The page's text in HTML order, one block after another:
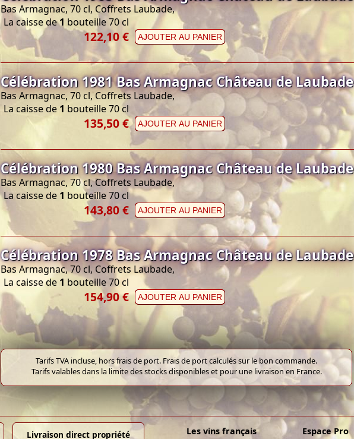
Bas Armagnac, 70 cl, Coffrets Laubade,
La caisse de1 bouteille 70 cl
122,10 € AJOUTER AU PANIER
Célébration 1981 Bas Armagnac Château de Laubade
Bas Armagnac, 70 cl, Coffrets Laubade,
La caisse de 1 bouteille 70 cl
135,50 € AJOUTER AU PANIER
Célébration 1980 Bas Armagnac Château de Laubade
Bas Armagnac, 70 cl, Coffrets Laubade,
La caisse de 1 bouteille 70 cl
143,80 € AJOUTER AU PANIER
Célébration 1978 Bas Armagnac Château de Laubade
Bas Armagnac, 70 cl, Coffrets Laubade,
La caisse de 1 bouteille 70 cl
154,90 € AJOUTER AU PANIER
Tarifs TVA incluse, hors frais de port. Frais de port calculés sur le bon commande.
Tarifs valables dans la limite des stocks disponibles et pour une livraison en France.
Livraison direct propriété
Les vins français
Espace Pro